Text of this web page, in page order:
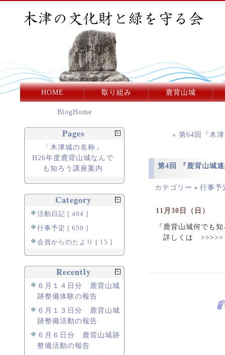
HOME 取り組み 鹿背山城
« 第64回『木
第4回 『鹿背山城
カテゴリー » 行事予
11月30日（日）
『鹿背山城何でも
詳しくは
BlogHome
Pages
「木津城の名称」
H26年度鹿背山城なんで
も知ろう講座案内
Category
活動日記 [ 404 ]
行事予定 [ 650 ]
会員からのたより [ 15 ]
Recently
６月１４日分 鹿背山城
跡整備体験の報告
６月１３日分 鹿背山城
跡整備活動の報告
６月６日分 鹿背山城跡
整備活動の報告